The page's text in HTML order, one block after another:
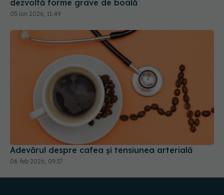
dezvoltă forme grave de boală
05 iun 2026, 11:49
Adevărul despre cafea și tensiunea arterială
06 feb 2026, 09:37